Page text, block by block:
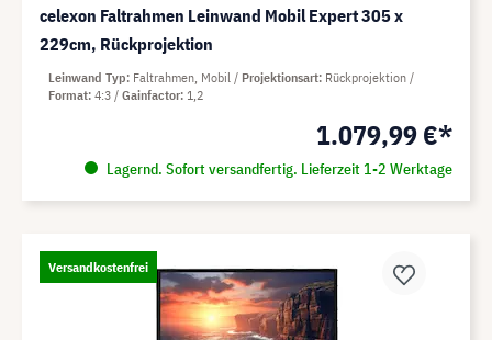
celexon Faltrahmen Leinwand Mobil Expert 305 x
229cm, Rückprojektion
1.079,99 €*
Lagernd. Sofort versandfertig. Lieferzeit 1-2 Werktage
Leinwand Typ Faltrahmen, Mobil Projektionsart Rückprojektion
Format 4:3 Gainfactor 1,2
Versandkostenfrei